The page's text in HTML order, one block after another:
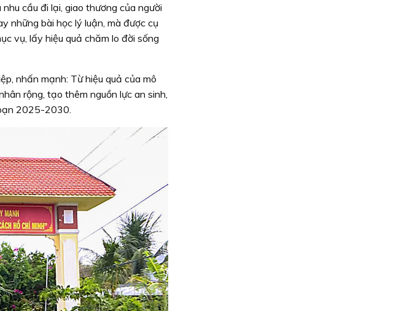
cầu đi lại, giao thương của người
những bài học lý luận, mà được cụ
vụ, lấy hiệu quả chăm lo đời sống
nhấn mạnh: Từ hiệu quả của mô
rộng, tạo thêm nguồn lực an sinh,
2025-2030.